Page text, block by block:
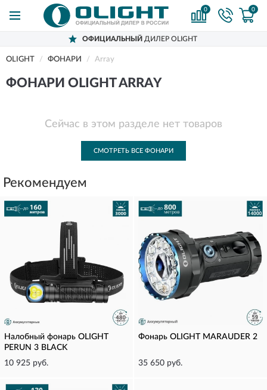
0 0
ОФИЦИАЛЬНЫЙ ДИЛЕР OLIGHT
OLIGHT ФОНАРИ Array
ФОНАРИ OLIGHT ARRAY
Сейчас в этом разделе нет товаров
СМОТРЕТЬ ВСЕ ФОНАРИ
Рекомендуем
Налобный фонарь OLIGHT
PERUN 3 BLACK
10 925 руб.
Фонарь OLIGHT MARAUDER 2
35 650 руб.